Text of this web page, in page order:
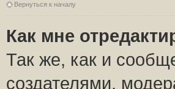
Вернуться к началу
Как мне
Так же, как и
создателями,